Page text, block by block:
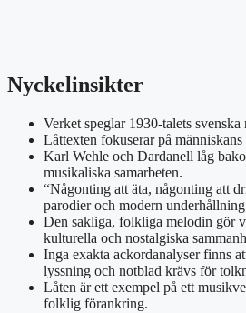
Nyckelinsikter
Verket speglar 1930-talets
Låttexten fokuserar på
Karl Wehle och Dardanell låg
musikaliska samarbeten.
“Någonting att äta, någonting att
parodier och modern
Den sakliga, folkliga melodin gör
kulturella och nostalgiska
Inga exakta ackordanalyser finns
lyssning och notblad krävs för
Låten är ett exempel på ett
folklig förankring.